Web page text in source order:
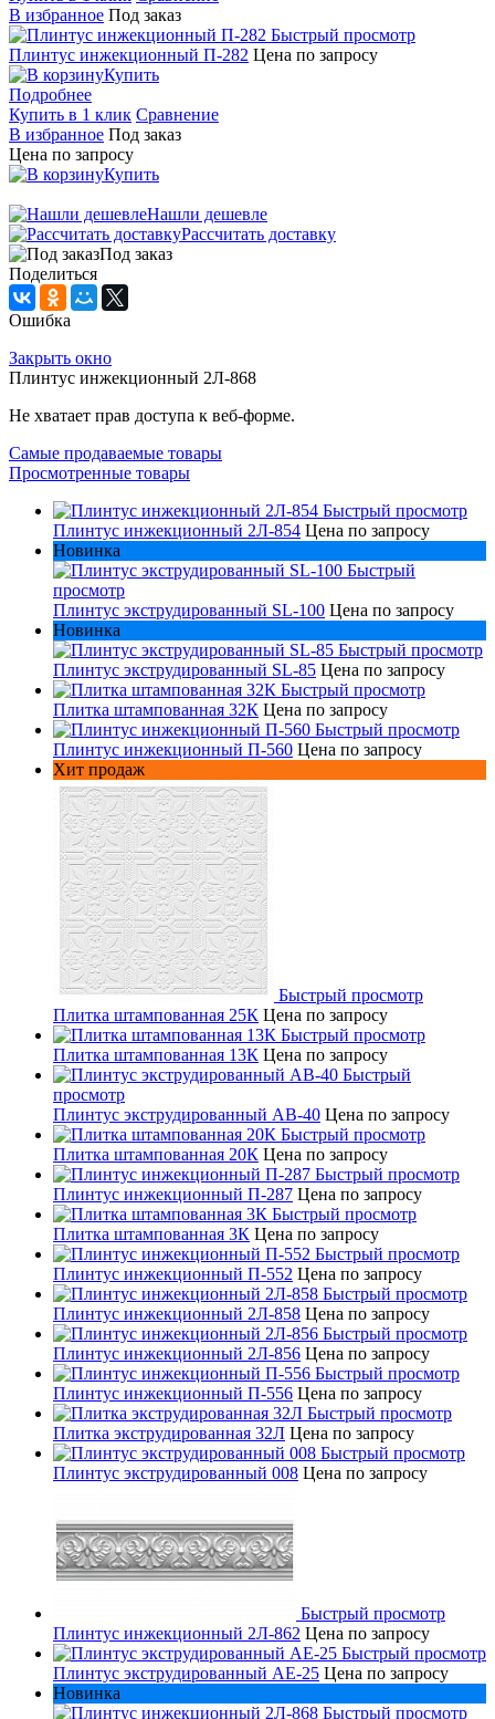
В избранное Под заказ
Быстрый просмотр
Плинтус инжекционный П-282 Цена по запросу
Купить
Подробнее
Купить в 1 клик Сравнение
В избранное Под заказ
Цена по запросу
Купить
Нашли дешевле
Рассчитать доставку
Под заказ
Поделиться
Ошибка
Закрыть окно
Плинтус инжекционный 2Л-868
Не хватает прав доступа к веб-форме.
Самые продаваемые товары
Просмотренные товары
Быстрый просмотр
Плинтус инжекционный 2Л-854 Цена по запросу
Новинка
Быстрый
просмотр
Плинтус экструдированный SL-100 Цена по запросу
Новинка
Быстрый просмотр
Плинтус экструдированный SL-85 Цена по запросу
Быстрый просмотр
Плитка штампованная 32К Цена по запросу
Быстрый просмотр
Плинтус инжекционный П-560 Цена по запросу
Хит продаж
Быстрый просмотр
Плитка штампованная 25К Цена по запросу
Быстрый просмотр
Плитка штампованная 13К Цена по запросу
Быстрый
просмотр
Плинтус экструдированный AB-40 Цена по запросу
Быстрый просмотр
Плитка штампованная 20К Цена по запросу
Быстрый просмотр
Плинтус инжекционный П-287 Цена по запросу
Быстрый просмотр
Плитка штампованная 3К Цена по запросу
Быстрый просмотр
Плинтус инжекционный П-552 Цена по запросу
Быстрый просмотр
Плинтус инжекционный 2Л-858 Цена по запросу
Быстрый просмотр
Плинтус инжекционный 2Л-856 Цена по запросу
Быстрый просмотр
Плинтус инжекционный П-556 Цена по запросу
Быстрый просмотр
Плитка экструдированная 32Л Цена по запросу
Быстрый просмотр
Плинтус экструдированный 008 Цена по запросу
Быстрый просмотр
Плинтус инжекционный 2Л-862 Цена по запросу
Быстрый просмотр
Плинтус экструдированный AE-25 Цена по запросу
Новинка
Быстрый просмотр